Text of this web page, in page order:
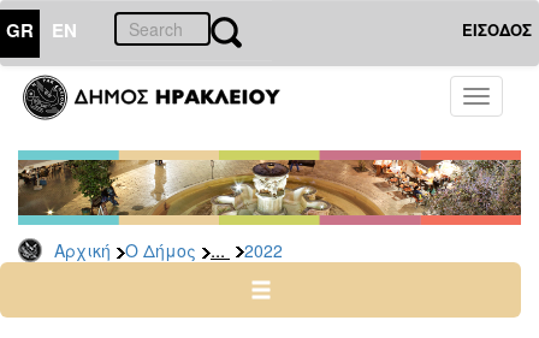
GR EN ΕΙΣΟΔΟΣ
Toggle
Αρχική Ο Δήμος ... 2022
ΔΗΜΟΣ
Δελτία
Τύπου
Αρχείο
2026
2024